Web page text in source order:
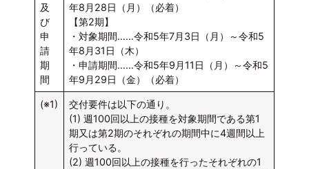
及
び
申
請
期
間
年8月28日（月）（必着）
【第2期】
・対象期間……令和5年7月3日（月）～令和5
年8月31日（木）
・申請期間……令和5年9月11日（月）～令和5
年9月29日（金）（必着）
(※1)
交付要件は以下の通り。
(1) 週100回以上の接種を対象期間である第1
期又は第2期のそれぞれの期間中に4週間以上
行っている。
(2) 週100回以上の接種を行ったそれぞれの1